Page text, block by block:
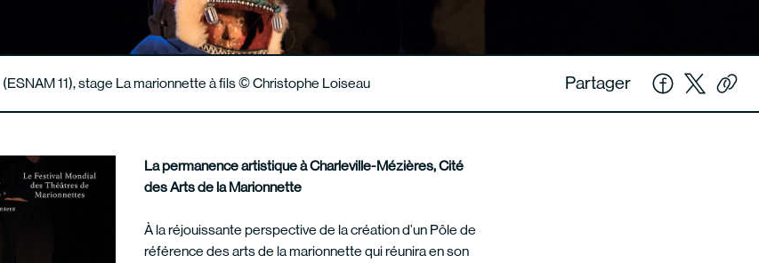
(ESNAM 11), stage La marionnette à fils © Christophe Loiseau Partager
La permanence artistique à Charleville-Mézières, Cité
des Arts de la Marionnette
À la réjouissante perspective de la création d’un Pôle de
référence des arts de la marionnette qui réunira en son